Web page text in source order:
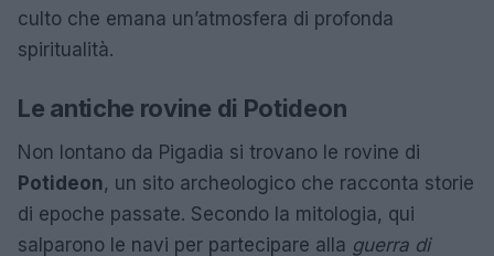
culto che emana un’atmosfera di profonda
spiritualità.
Le antiche rovine di Potideon
Non lontano da Pigadia si trovano le rovine di
Potideon, un sito archeologico che racconta storie
di epoche passate. Secondo la mitologia, qui
salparono le navi per partecipare alla guerra di